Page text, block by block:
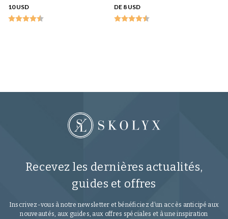
10 USD DE 8 USD
Recevez les dernières actualités,
guides et offres
Inscrivez-vous à notre newsletter et bénéficiez d’un accès anticipé aux
nouveautés, aux guides, aux offres spéciales et à une inspiration